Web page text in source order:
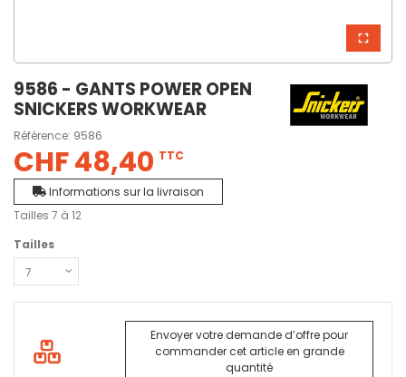
9586 - GANTS POWER OPEN
SNICKERS WORKWEAR
Référence: 9586
CHF 48,40 TTC
Informations sur la livraison
Tailles 7 à 12
Tailles
Envoyer votre demande d’offre pour
commander cet article en grande
quantité